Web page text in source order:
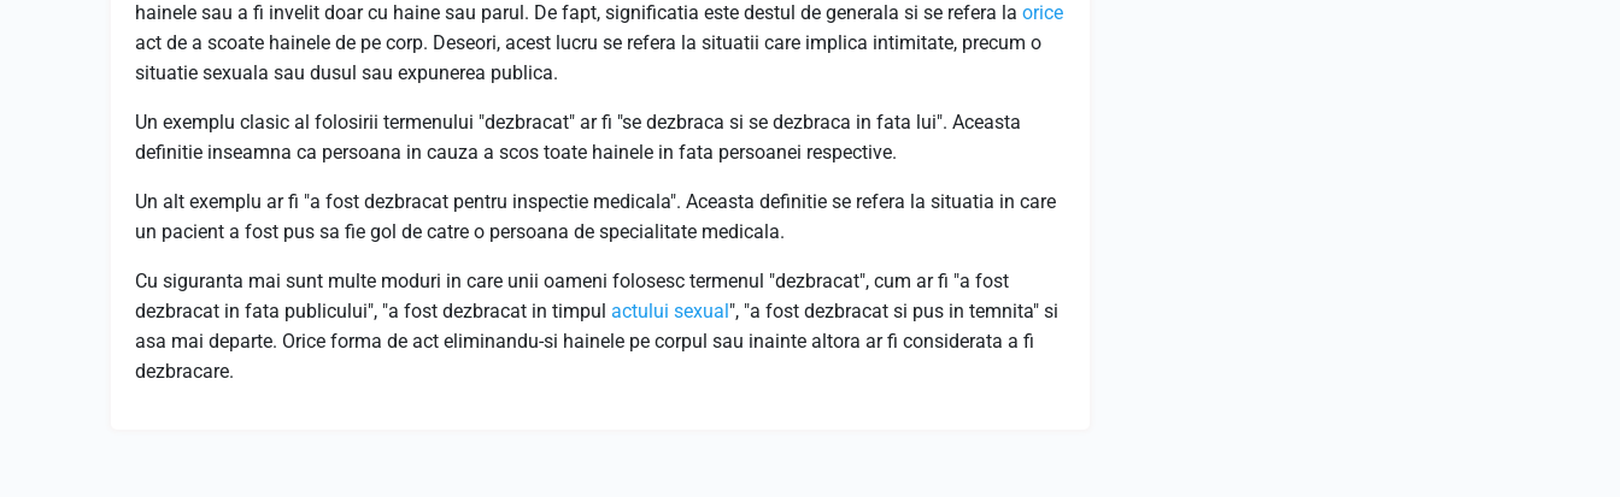
hainele sau a fi invelit doar cu haine sau parul. De fapt, significatia este destul de generala si se refera la orice
act de a scoate hainele de pe corp. Deseori, acest lucru se refera la situatii care implica intimitate, precum o
situatie sexuala sau dusul sau expunerea publica.
Un exemplu clasic al folosirii termenului "dezbracat" ar fi "se dezbraca si se dezbraca in fata lui". Aceasta
definitie inseamna ca persoana in cauza a scos toate hainele in fata persoanei respective.
Un alt exemplu ar fi "a fost dezbracat pentru inspectie medicala". Aceasta definitie se refera la situatia in care
un pacient a fost pus sa fie gol de catre o persoana de specialitate medicala.
Cu siguranta mai sunt multe moduri in care unii oameni folosesc termenul "dezbracat", cum ar fi "a fost
dezbracat in fata publicului", "a fost dezbracat in timpul actului sexual", "a fost dezbracat si pus in temnita" si
asa mai departe. Orice forma de act eliminandu-si hainele pe corpul sau inainte altora ar fi considerata a fi
dezbracare.